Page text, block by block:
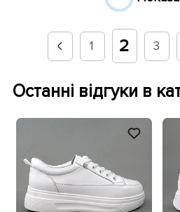
1 2 3
Останні відгуки в